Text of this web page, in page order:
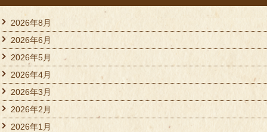
2026年8月
2026年6月
2026年5月
2026年4月
2026年3月
2026年2月
2026年1月